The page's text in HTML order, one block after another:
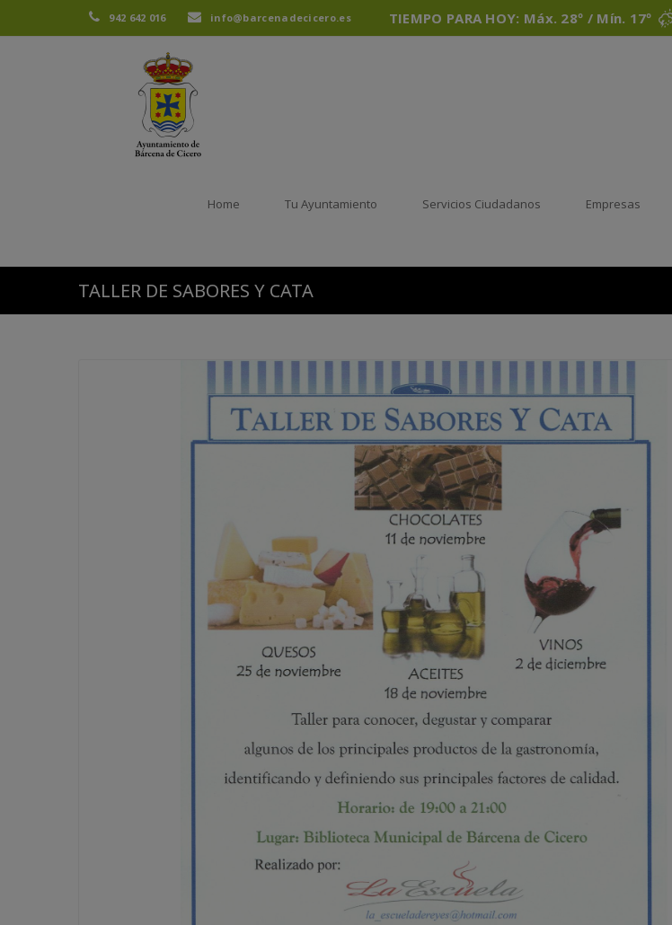
942 642 016 info@barcenadecicero.es TIEMPO PARA HOY: Máx. 28º / Mín. 17º
Home Tu Ayuntamiento Servicios Ciudadanos Empresas
TALLER DE SABORES Y CATA